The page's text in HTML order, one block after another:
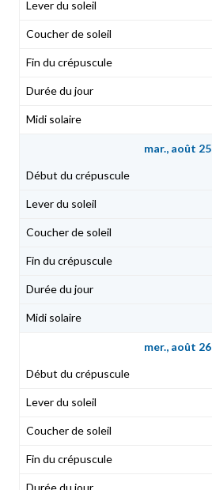
mar., août 25
mer., août 26